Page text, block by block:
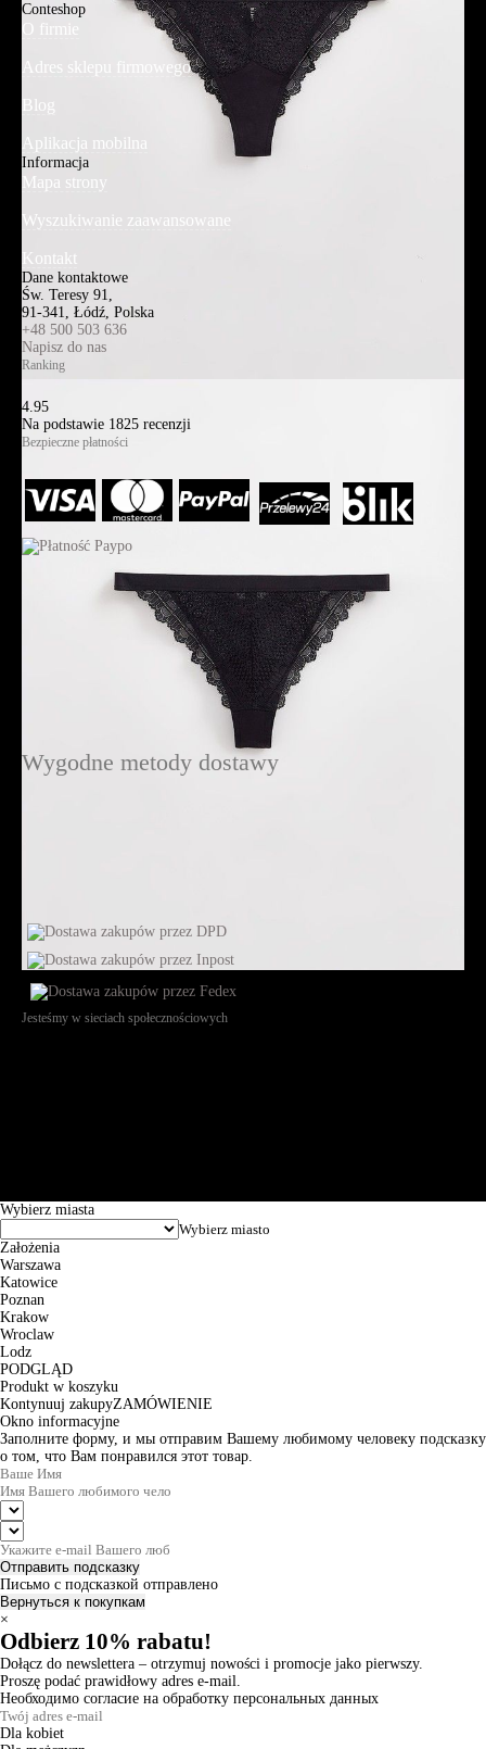
Conteshop
O firmie
Adres sklepu firmowego
Blog
Aplikacja mobilna
Informacja
Mapa strony
Wyszukiwanie zaawansowane
Kontakt
Dane kontaktowe
Św. Teresy 91,
91-341, Łódź, Polska
+48 500 503 636
Napisz do nas
Ranking
4.95
Na podstawie 1825 recenzji
Bezpieczne płatności
Wygodne metody dostawy
Jesteśmy w sieciach społecznościowych
Wybierz miasta
Założenia
Warszawa
Katowice
Poznan
Krakow
Wroclaw
Lodz
PODGLĄD
Produkt w koszyku
Kontynuuj zakupyZAMÓWIENIE
Okno informacyjne
Заполните форму, и мы отправим Вашему любимому человеку подсказку
о том, что Вам понравился этот товар.
Отправить подсказку
Письмо с подсказкой отправлено
Вернуться к покупкам
×
Odbierz 10% rabatu!
Dołącz do newslettera – otrzymuj nowości i promocje jako pierwszy.
Proszę podać prawidłowy adres e-mail.
Необходимо согласие на обработку персональных данных
Dla kobiet